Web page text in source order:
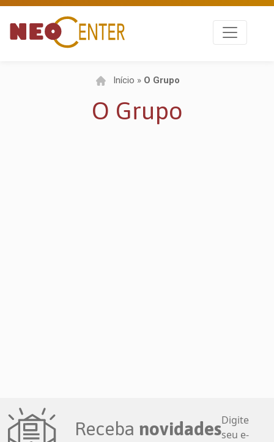
Início » O Grupo
O Grupo
Receba novidadesDigite
seu e-